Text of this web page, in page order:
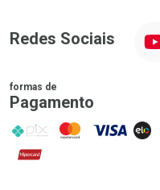
Redes Sociais
formas de
Pagamento
PIX MasterCard
VISA ELO
Hipercard